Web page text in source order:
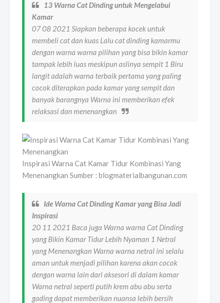
13 Warna Cat Dinding untuk Mengelabui
Kamar
07 08 2021 Siapkan beberapa kocek untuk
membeli cat dan kuas Lalu cat dinding kamarmu
dengan warna warna pilihan yang bisa bikin kamar
tampak lebih luas meskipun aslinya sempit 1 Biru
langit adalah warna terbaik pertama yang paling
cocok diterapkan pada kamar yang sempit dan
banyak barangnya Warna ini memberikan efek
relaksasi dan menenangkan
Inspirasi Warna Cat Kamar Tidur Kombinasi Yang
Menenangkan Sumber : blogmaterialbangunan.com
Ide Warna Cat Dinding Kamar yang Bisa Jadi
Inspirasi
20 11 2021 Baca juga Warna warna Cat Dinding
yang Bikin Kamar Tidur Lebih Nyaman 1 Netral
yang Menenangkan Warna warna netral ini selalu
aman untuk menjadi pilihan karena akan cocok
dengan warna lain dari aksesori di dalam kamar
Warna netral seperti putih krem abu abu serta
gading dapat memberikan nuansa lebih bersih